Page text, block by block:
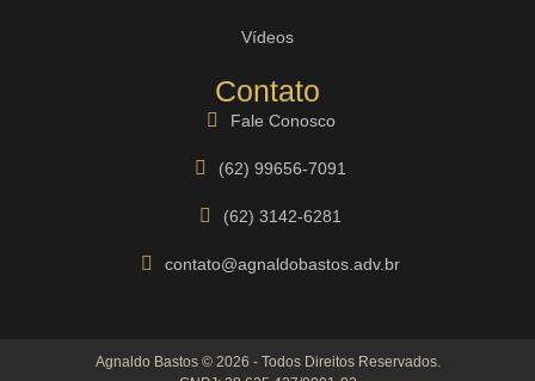
Vídeos
Contato
Fale Conosco
(62) 99656-7091
(62) 3142-6281
contato@agnaldobastos.adv.br
Agnaldo Bastos © 2026 - Todos Direitos Reservados.